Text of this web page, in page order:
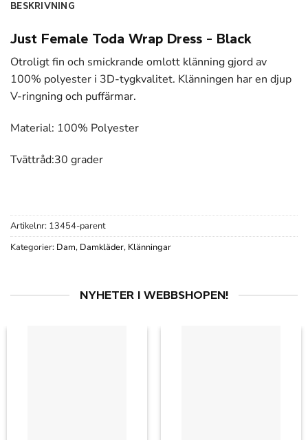
BESKRIVNING
Just Female Toda Wrap Dress – Black
Otroligt fin och smickrande omlott klänninggjord av
100% polyester i 3D-tygkvalitet. Klänningen har en djup
V-ringning och puffärmar.
Material: 100% Polyester
Tvättråd:30 grader
Artikelnr: 13454-parent
Kategorier: Dam, Damkläder, Klänningar
NYHETER I WEBBSHOPEN!